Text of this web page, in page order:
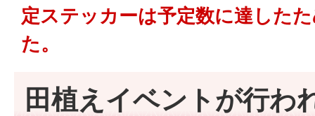
定ステッカーは予定数に達した
た。
田植えイベントが行わ